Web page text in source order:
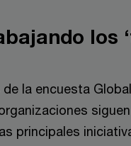
los
la encuesta
principales